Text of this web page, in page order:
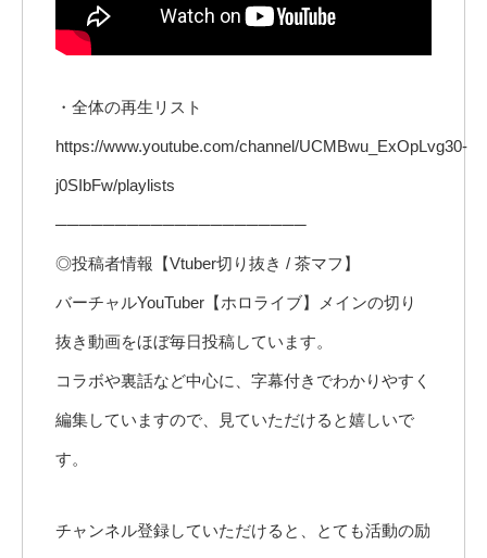
・全体の再生リスト
https://www.youtube.com/channel/UCMBwu_ExOpLvg30-
j0SIbFw/playlists
─────────────────────
◎投稿者情報【Vtuber切り抜き / 茶マフ】
バーチャルYouTuber【ホロライブ】メインの切り
抜き動画をほぼ毎日投稿しています。
コラボや裏話など中心に、字幕付きでわかりやすく
編集していますので、見ていただけると嬉しいで
す。
チャンネル登録していただけると、とても活動の励